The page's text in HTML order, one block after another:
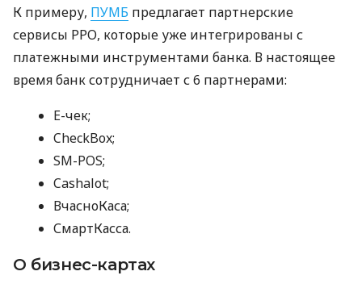
К примеру, ПУМБ предлагает партнерские
сервисы РРО, которые уже интегрированы с
платежными инструментами банка. В настоящее
время банк сотрудничает с 6 партнерами:
E-чек;
CheckBox;
SM-POS;
Cashalot;
ВчасноКаса;
СмартКасса.
О бизнес-картах